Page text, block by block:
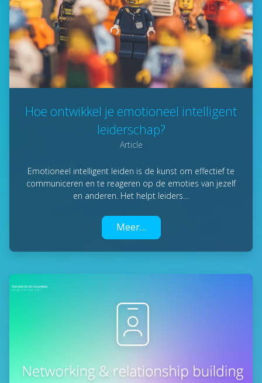
Hoe ontwikkel je emotioneel intelligent
leiderschap?
Article
Emotioneel intelligent leiden is de kunst om effectief te
communiceren en te reageren op de emoties van jezelf
en anderen. Het helpt leiders…
Meer…